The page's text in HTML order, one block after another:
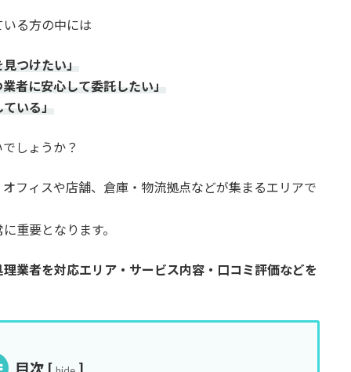
る方の中には
つけたい」
者に安心して委託したい」
いる」
しょうか？
フィスや店舗、倉庫・物流拠点などが集まるエリアで
重要となります。
業者を対応エリア・サービス内容・口コミ評価などを
目次 [ ]